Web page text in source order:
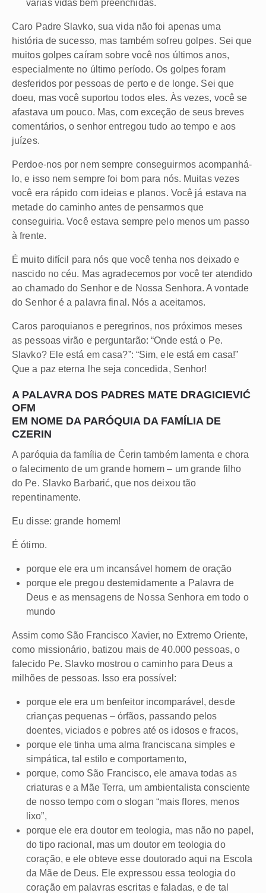
várias vidas bem preenchidas.
Caro Padre Slavko, sua vida não foi apenas uma
história de sucesso, mas também sofreu golpes. Sei que
muitos golpes caíram sobre você nos últimos anos,
especialmente no último período. Os golpes foram
desferidos por pessoas de perto e de longe. Sei que
doeu, mas você suportou todos eles. Às vezes, você se
afastava um pouco. Mas, com exceção de seus breves
comentários, o senhor entregou tudo ao tempo e aos
juízes.
Perdoe-nos por nem sempre conseguirmos acompanhá-
lo, e isso nem sempre foi bom para nós. Muitas vezes
você era rápido com ideias e planos. Você já estava na
metade do caminho antes de pensarmos que
conseguiria. Você estava sempre pelo menos um passo
à frente.
É muito difícil para nós que você tenha nos deixado e
nascido no céu. Mas agradecemos por você ter atendido
ao chamado do Senhor e de Nossa Senhora. A vontade
do Senhor é a palavra final. Nós a aceitamos.
Caros paroquianos e peregrinos, nos próximos meses
as pessoas virão e perguntarão: “Onde está o Pe.
Slavko? Ele está em casa?”: “Sim, ele está em casa!”
Que a paz eterna lhe seja concedida, Senhor!
A PALAVRA DOS PADRES MATE DRAGICIEVIĆ
OFM
EM NOME DA PARÓQUIA DA FAMÍLIA DE
CZERIN
A paróquia da família de Čerin também lamenta e chora
o falecimento de um grande homem – um grande filho
do Pe. Slavko Barbarić, que nos deixou tão
repentinamente.
Eu disse: grande homem!
É ótimo.
porque ele era um incansável homem de oração
porque ele pregou destemidamente a Palavra de
Deus e as mensagens de Nossa Senhora em todo o
mundo
Assim como São Francisco Xavier, no Extremo Oriente,
como missionário, batizou mais de 40.000 pessoas, o
falecido Pe. Slavko mostrou o caminho para Deus a
milhões de pessoas. Isso era possível:
porque ele era um benfeitor incomparável, desde
crianças pequenas – órfãos, passando pelos
doentes, viciados e pobres até os idosos e fracos,
porque ele tinha uma alma franciscana simples e
simpática, tal estilo e comportamento,
porque, como São Francisco, ele amava todas as
criaturas e a Mãe Terra, um ambientalista consciente
de nosso tempo com o slogan “mais flores, menos
lixo”,
porque ele era doutor em teologia, mas não no papel,
do tipo racional, mas um doutor em teologia do
coração, e ele obteve esse doutorado aqui na Escola
da Mãe de Deus. Ele expressou essa teologia do
coração em palavras escritas e faladas, e de tal